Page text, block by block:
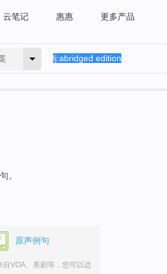
云笔记 惠惠 更多产品
。
原声例句
自VOA、美剧等，您可以边